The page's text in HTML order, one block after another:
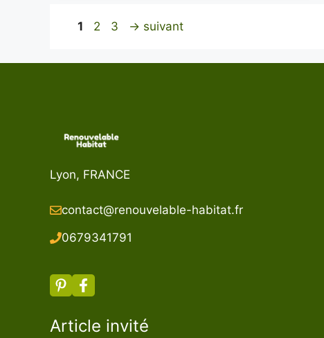
Page
1 Page
2 Page
3 → suivant
Lyon, FRANCE
contact@renouvelable-habitat.fr
0679341791
Article invité